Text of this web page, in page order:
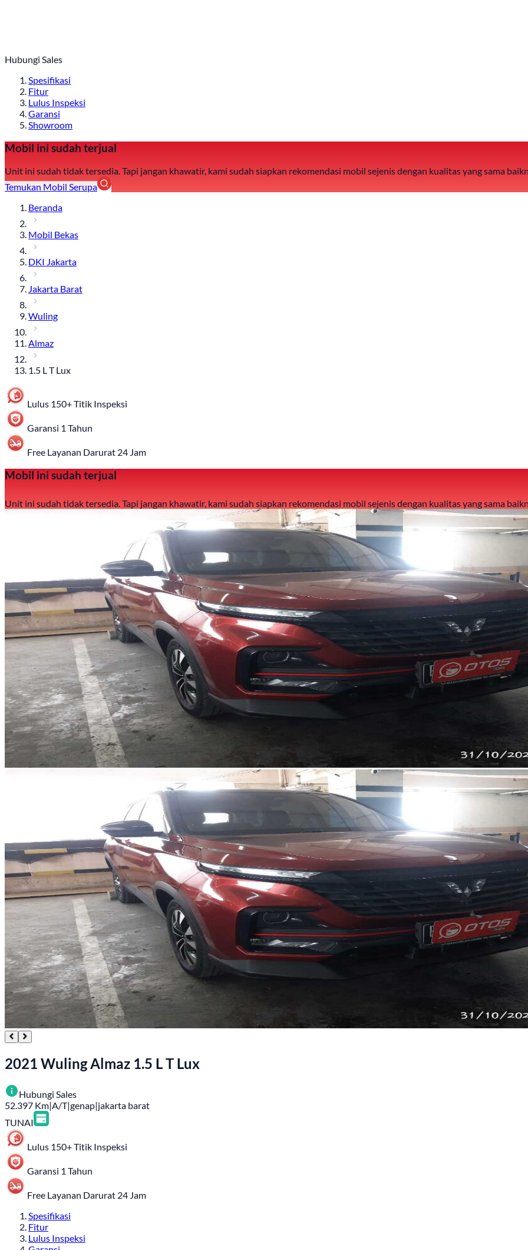
Hubungi Sales
Spesifikasi
Fitur
Lulus Inspeksi
Garansi
Showroom
Mobil ini sudah terjual
Unit ini sudah tidak tersedia. Tapi jangan khawatir, kami sudah siapkan rekomendasi mobil sejenis dengan kualitas yang sama
Temukan Mobil Serupa
Beranda
Mobil Bekas
DKI Jakarta
Jakarta Barat
Wuling
Almaz
1.5 L T Lux
Lulus 150+ Titik Inspeksi
Garansi 1 Tahun
Free Layanan Darurat 24 Jam
Mobil ini sudah terjual
Unit ini sudah tidak tersedia. Tapi jangan khawatir, kami sudah siapkan rekomendasi mobil sejenis dengan kualitas yang sama
2021 Wuling Almaz 1.5 L T Lux
Hubungi Sales
52.397 Km|A/T|genap|jakarta barat
TUNAI
Lulus 150+ Titik Inspeksi
Garansi 1 Tahun
Free Layanan Darurat 24 Jam
Spesifikasi
Fitur
Lulus Inspeksi